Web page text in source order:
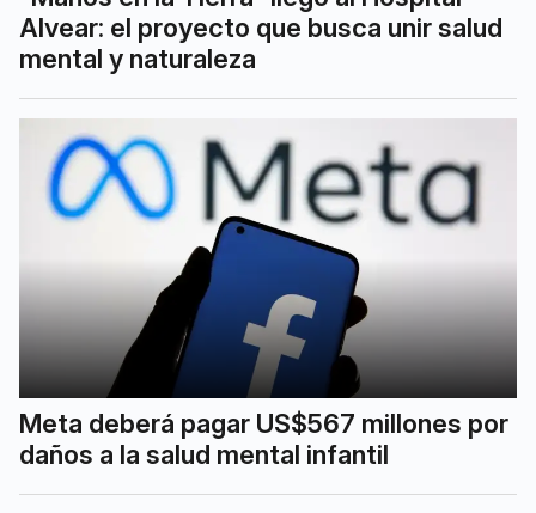
Alvear: el proyecto que busca unir salud
mental y naturaleza
Meta deberá pagar US$567 millones por
daños a la salud mental infantil